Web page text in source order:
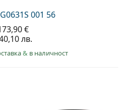
001 56
€
лв.
& в наличност